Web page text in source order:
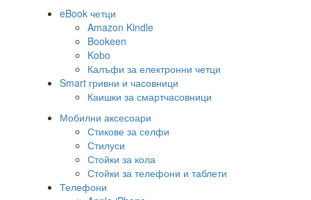
eBook четци
Amazon Kindle
Bookeen
Kobo
Калъфи за електронни четци
Smart гривни и часовници
Каишки за смартчасовници
Мобилни аксесоари
Стикове за селфи
Стилуси
Стойки за кола
Стойки за телефони и таблети
Телефони